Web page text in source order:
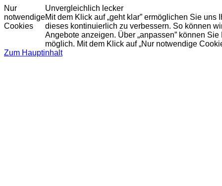
Nur
notwendige
Cookies
Unvergleichlich lecker
Mit dem Klick auf „geht klar” ermöglichen Sie
dieses kontinuierlich zu verbessern. So können
Angebote anzeigen. Über „anpassen” können
möglich. Mit dem Klick auf „Nur notwendige
Zum Hauptinhalt